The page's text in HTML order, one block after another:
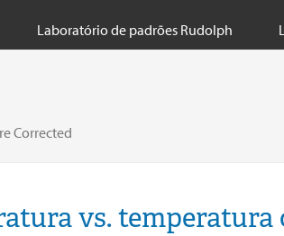
Laboratório de padrões Rudolph
Corrected
vs.